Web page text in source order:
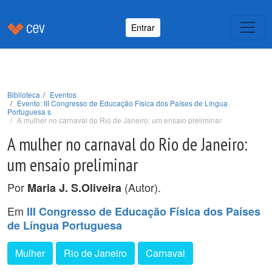
Entrar
Biblioteca
Eventos
Evento: III Congresso de Educação Física dos Países de Língua
Portuguesa s
A mulher no carnaval do Rio de Janeiro: um ensaio preliminar
A mulher no carnaval do Rio de Janeiro:
um ensaio preliminar
Por Maria J. S.Oliveira (Autor).
Em III Congresso de Educação Física dos Países
de Língua Portuguesa
Mulher Rio de Janeiro Carnaval